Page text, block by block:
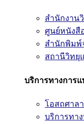
สำนักงาน
ศูนย์หนังสื
สำนักพิมพ์
สถานีวิทยุ
บริการทางการ
โอสถศาลา
บริการทา